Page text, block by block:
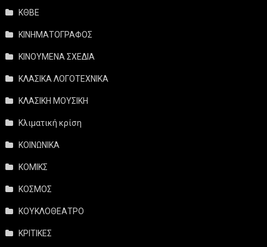
ΚΘΒΕ
ΚΙΝΗΜΑΤΟΓΡΑΦΟΣ
ΚΙΝΟΥΜΕΝΑ ΣΧΕΔΙΑ
ΚΛΑΣΙΚΑ ΛΟΓΟΤΕΧΝΙΚΑ
ΚΛΑΣΙΚΗ ΜΟΥΣΙΚΗ
Κλιματική κρίση
ΚΟΙΝΩΝΙΚΑ
ΚΟΜΙΚΣ
ΚΟΣΜΟΣ
ΚΟΥΚΛΟΘΕΑΤΡΟ
ΚΡΙΤΙΚΕΣ